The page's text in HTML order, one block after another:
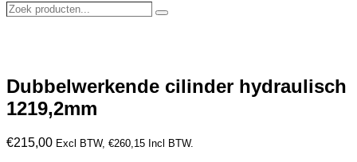
Zoek
Zoeken
Dubbelwerkende cilinder hydraulisch
1219,2mm
€215,00 Excl BTW, €260,15 Incl BTW.